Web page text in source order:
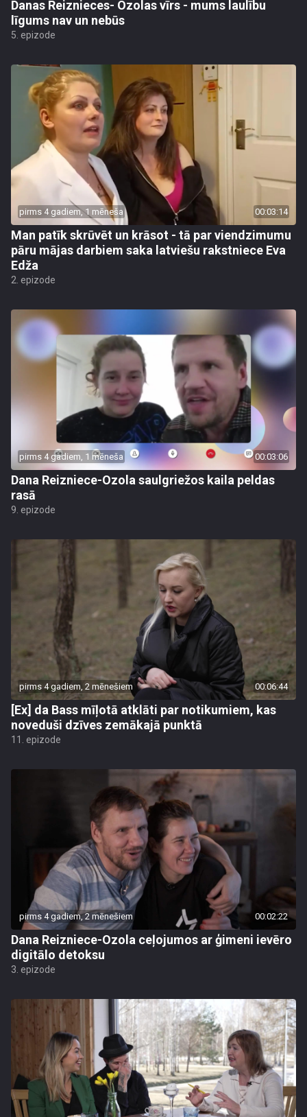
Danas Reiznieces- Ozolas vīrs - mums laulību
līgums nav un nebūs
5. epizode
pirms 4 gadiem, 1 mēneša 00:03:14
Man patīk skrūvēt un krāsot - tā par viendzimumu
pāru mājas darbiem saka latviešu rakstniece Eva
Edža
2. epizode
pirms 4 gadiem, 1 mēneša 00:03:06
Dana Reizniece-Ozola saulgriežos kaila peldas
rasā
9. epizode
pirms 4 gadiem, 2 mēnešiem 00:06:44
[Ex] da Bass mīļotā atklāti par notikumiem, kas
noveduši dzīves zemākajā punktā
11. epizode
pirms 4 gadiem, 2 mēnešiem 00:02:22
Dana Reizniece-Ozola ceļojumos ar ģimeni ievēro
digitālo detoksu
3. epizode